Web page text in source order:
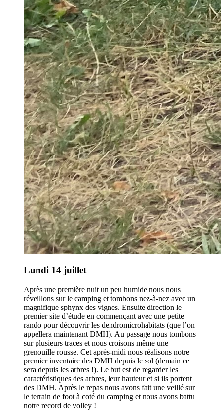
Lundi 14 juillet
Après une première nuit un peu humide nous nous
réveillons sur le camping et tombons nez-à-nez avec un
magnifique sphynx des vignes. Ensuite direction le
premier site d’étude en commençant avec une petite
rando pour découvrir les dendromicrohabitats (que l’on
appellera maintenant DMH). Au passage nous tombons
sur plusieurs traces et nous croisons même une
grenouille rousse. Cet après-midi nous réalisons notre
premier inventaire des DMH depuis le sol (demain ce
sera depuis les arbres !). Le but est de regarder les
caractéristiques des arbres, leur hauteur et si ils portent
des DMH. Après le repas nous avons fait une veillé sur
le terrain de foot à coté du camping et nous avons battu
notre record de volley !